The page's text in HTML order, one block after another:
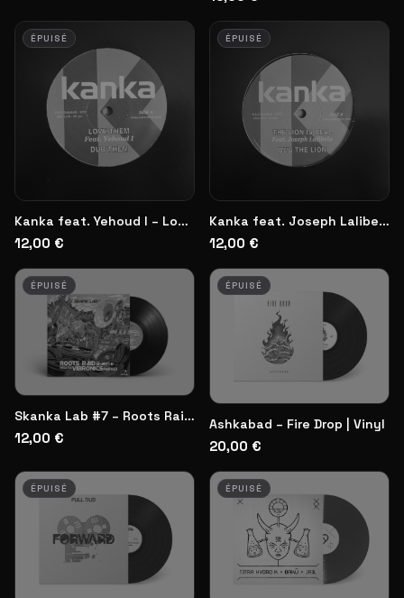
ÉPUISÉ
Kanka feat. Yehoud I – Love Them
12,00 €
ÉPUISÉ
Kanka feat. Joseph Lalibela – The Lion Is Real
12,00 €
ÉPUISÉ
Skanka Lab #7 – Roots Raid ft. Shanti D meets Vibronics ft. Parvez | Vinyl
12,00 €
ÉPUISÉ
Ashkabad – Fire Drop | Vinyl
20,00 €
ÉPUISÉ ÉPUISÉ